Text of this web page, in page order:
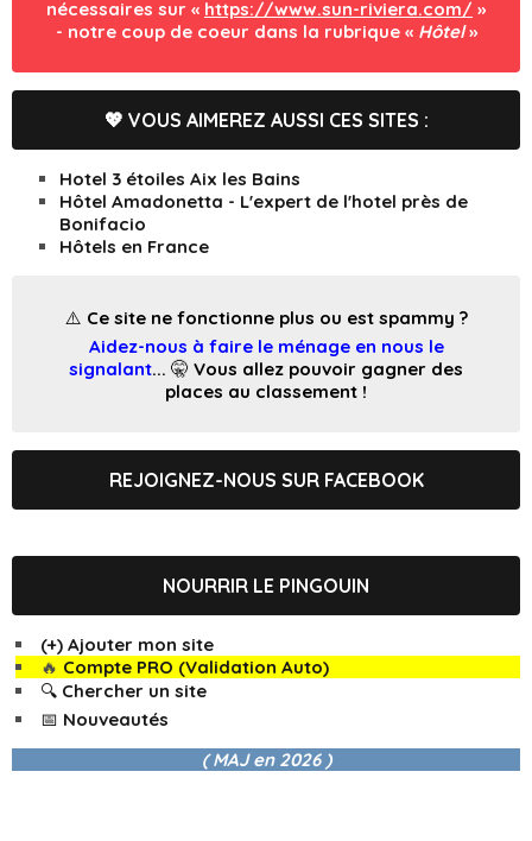
nécessaires sur « https://www.sun-riviera.com/ »
- notre coup de coeur dans la rubrique « Hôtel»
💖 VOUS AIMEREZ AUSSI CES SITES :
Hotel 3 étoiles Aix les Bains
Hôtel Amadonetta - L'expert de l'hotel près de
Bonifacio
Hôtels en France
⚠️ Ce site ne fonctionne plus ou est spammy ?
Aidez-nous à faire le ménage en nous le
signalant... 🤫 Vous allez pouvoir gagner des
places au classement !
REJOIGNEZ-NOUS SUR FACEBOOK
NOURRIR LE PINGOUIN
(+) Ajouter mon site
🔥 Compte PRO (Validation Auto)
🔍 Chercher un site
📅 Nouveautés
( MAJ en 2026 )